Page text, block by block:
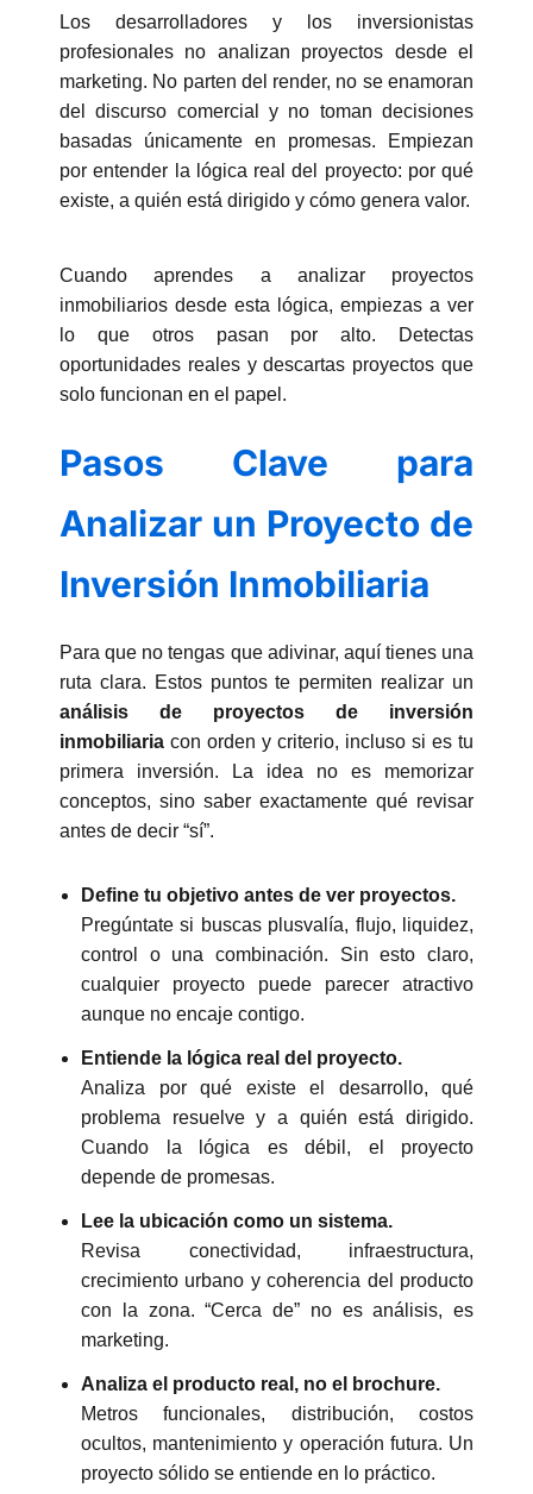
Los desarrolladores y los inversionistas
profesionales no analizan proyectos desde el
marketing. No parten del render, no se enamoran
del discurso comercial y no toman decisiones
basadas únicamente en promesas. Empiezan
por entender la lógica real del proyecto: por qué
existe, a quién está dirigido y cómo genera valor.
Cuando aprendes a analizar proyectos
inmobiliarios desde esta lógica, empiezas a ver
lo que otros pasan por alto. Detectas
oportunidades reales y descartas proyectos que
solo funcionan en el papel.
Pasos Clave para
Analizar un Proyecto de
Inversión Inmobiliaria
Para que no tengas que adivinar, aquí tienes una
ruta clara. Estos puntos te permiten realizar un
análisis de proyectos de inversión
inmobiliaria con orden y criterio, incluso si es tu
primera inversión. La idea no es memorizar
conceptos, sino saber exactamente qué revisar
antes de decir “sí”.
Define tu objetivo antes de ver proyectos.
Pregúntate si buscas plusvalía, flujo, liquidez,
control o una combinación. Sin esto claro,
cualquier proyecto puede parecer atractivo
aunque no encaje contigo.
Entiende la lógica real del proyecto.
Analiza por qué existe el desarrollo, qué
problema resuelve y a quién está dirigido.
Cuando la lógica es débil, el proyecto
depende de promesas.
Lee la ubicación como un sistema.
Revisa conectividad, infraestructura,
crecimiento urbano y coherencia del producto
con la zona. “Cerca de” no es análisis, es
marketing.
Analiza el producto real, no el brochure.
Metros funcionales, distribución, costos
ocultos, mantenimiento y operación futura. Un
proyecto sólido se entiende en lo práctico.